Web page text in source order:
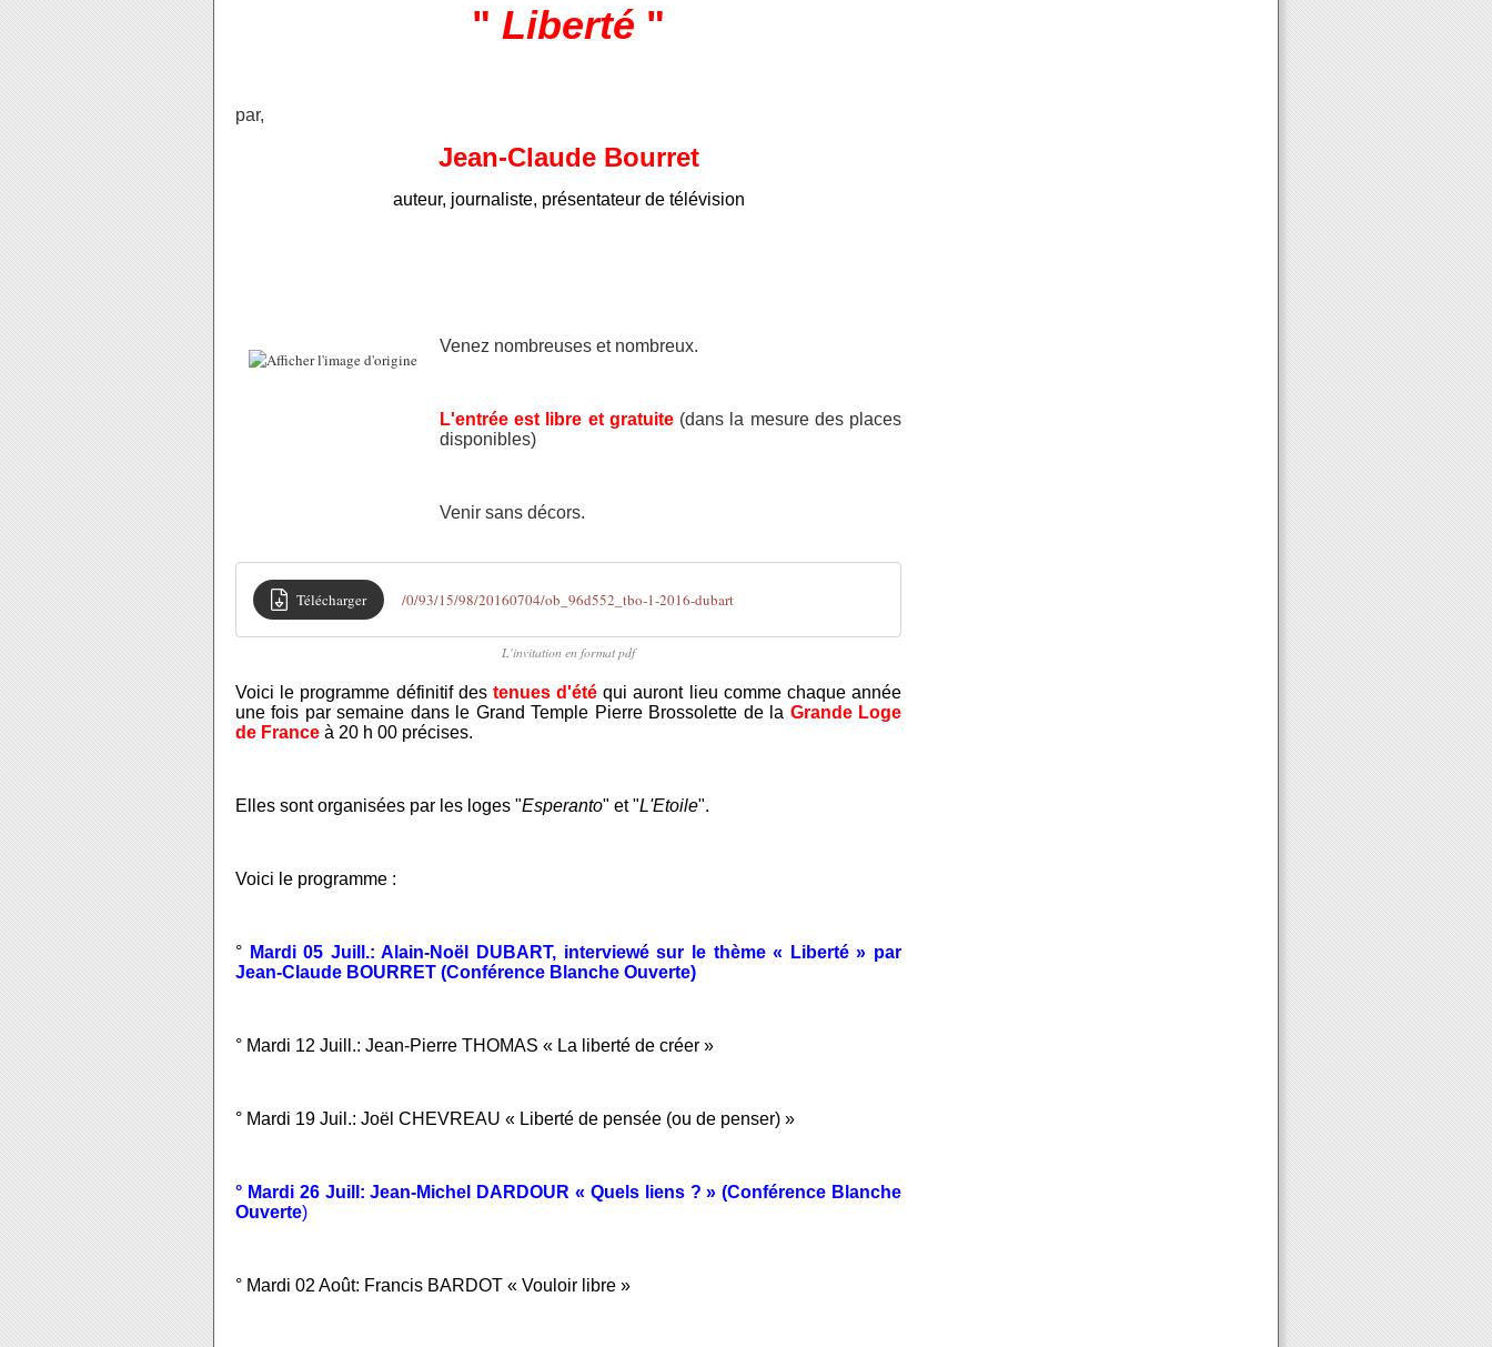
" Liberté "
par,
Jean-Claude Bourret
auteur, journaliste, présentateur de télévision
Venez nombreuses et nombreux.
L'entrée est libre et gratuite(dans la mesure des places
disponibles)
Venir sans décors.
Télécharger /0/93/15/98/20160704/ob_96d552_tbo-1-2016-dubart
L'invitation en format pdf
Voici le programme définitif des tenues d'été qui auront lieu comme chaque année
une fois par semaine dans le Grand Temple Pierre Brossolette de la Grande Loge
de France à 20 h 00 précises.
Elles sont organisées par les loges "Esperanto" et "L'Etoile".
Voici le programme :
° Mardi 05 Juill.: Alain-Noël DUBART, interviewé sur le thème « Liberté » par
Jean-Claude BOURRET (Conférence Blanche Ouverte)
° Mardi 12 Juill.: Jean-Pierre THOMAS « La liberté de créer »
° Mardi 19 Juil.: Joël CHEVREAU « Liberté de pensée (ou de penser) »
° Mardi 26 Juill: Jean-Michel DARDOUR « Quels liens ? » (Conférence Blanche
Ouverte)
° Mardi 02 Août: Francis BARDOT « Vouloir libre »